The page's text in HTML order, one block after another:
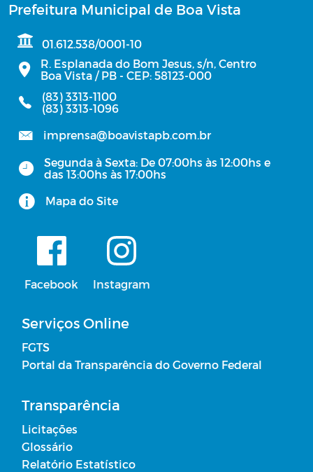
Plano Municipal de Saude
Licitantes Sancionados
Acordos Firmados sem Transferência de
Recursos Financeiros
Convênios, acordos, ajustes ou
Instrumentos Congêneres
Acordos firmados que não envolvam
transferência de recursos financeiros
Prefeitura Municipal de Boa Vista
01.612.538/0001-10
R. Esplanada do Bom Jesus, s/n, Centro
Boa Vista / PB - CEP: 58123-000
(83) 3313-1100
(83) 3313-1096
imprensa@boavistapb.com.br
Segunda à Sexta: De 07:00hs às 12:00hs e
das 13:00hs às 17:00hs
Mapa do Site
Facebook Instagram
Serviços Online
FGTS
Portal da Transparência do Governo Federal
Transparência
Licitações
Glossário
Relatório Estatístico